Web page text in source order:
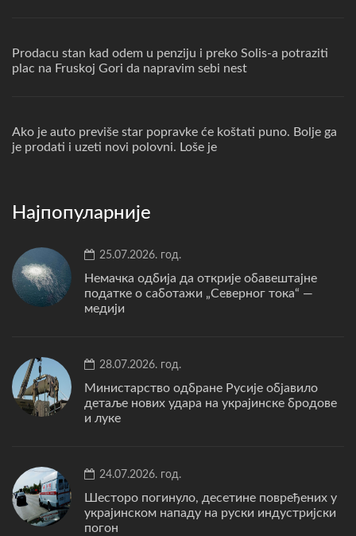
Prodacu stan kad odem u penziju i preko Solis-a potraziti
plac na Fruskoj Gori da napravim sebi nest
Ako je auto previše star popravke će koštati puno. Bolje ga
je prodati i uzeti novi polovni. Loše je
Најпопуларније
25.07.2026. год.
Немачка одбија да открије обавештајне
податке о саботажи „Северног тока“ —
медији
28.07.2026. год.
Министарство одбране Русије објавило
детаље нових удара на украјинске бродове
и луке
24.07.2026. год.
Шесторо погинуло, десетине повређених у
украјинском нападу на руски индустријски
погон